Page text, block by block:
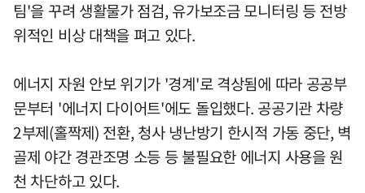
팀'을 꾸려 생활물가 점검, 유가보조금 모니터링 등 전방
위적인 비상 대책을 펴고 있다.
에너지 자원 안보 위기가 '경계'로 격상됨에 따라 공공부
문부터 '에너지 다이어트'에도 돌입했다. 공공기관 차량
2부제(홀짝제) 전환, 청사 냉난방기 한시적 가동 중단, 벽
골제 야간 경관조명 소등 등 불필요한 에너지 사용을 원
천 차단하고 있다.